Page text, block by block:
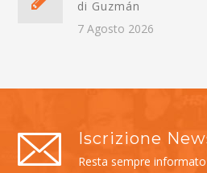
di Guzmán
7 Agosto 2026
Iscrizione
Resta sempre